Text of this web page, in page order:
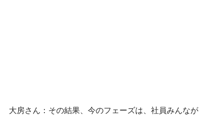
大房さん：その結果、今のフェーズは、社員みんなが